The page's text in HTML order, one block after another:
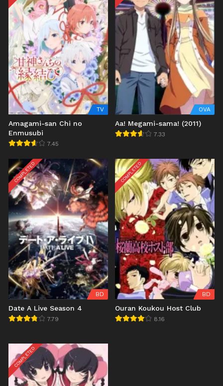
TV
Amagami-san Chi no
Enmusubi
7.45
OVA
Aa! Megami-sama! (2011)
7.33
COMPLETED
BD
Date A Live Season 4
7.79
COMPLETED
BD
Ouran Koukou Host Club
8.16
COMPLETED